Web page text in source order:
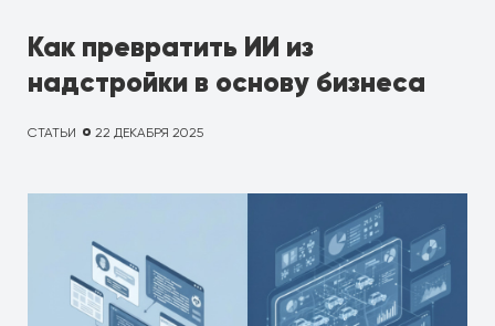
Как превратить ИИ из
надстройки в основу бизнеса
СТАТЬИ 22 ДЕКАБРЯ 2025